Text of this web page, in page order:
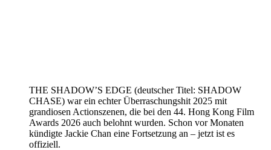
THE SHADOW’S EDGE (deutscher Titel: SHADOW
CHASE) war ein echter Überraschungshit 2025 mit
grandiosen Actionszenen, die bei den 44. Hong Kong Film
Awards 2026 auch belohnt wurden. Schon vor Monaten
kündigte Jackie Chan eine Fortsetzung an – jetzt ist es
offiziell.